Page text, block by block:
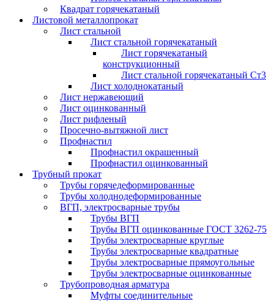
Квадрат горячекатаный
Листовой металлопрокат
Лист стальной
Лист стальной горячекатаный
Лист горячекатаный
конструкционный
Лист стальной горячекатаный Ст3
Лист холоднокатаный
Лист нержавеющий
Лист оцинкованный
Лист рифленый
Просечно-вытяжной лист
Профнастил
Профнастил окрашенный
Профнастил оцинкованный
Трубный прокат
Трубы горячедеформированные
Трубы холоднодеформированные
ВГП, электросварные трубы
Трубы ВГП
Трубы ВГП оцинкованные ГОСТ 3262-75
Трубы электросварные круглые
Трубы электросварные квадратные
Трубы электросварные прямоугольные
Трубы электросварные оцинкованные
Трубопроводная арматура
Муфты соединительные